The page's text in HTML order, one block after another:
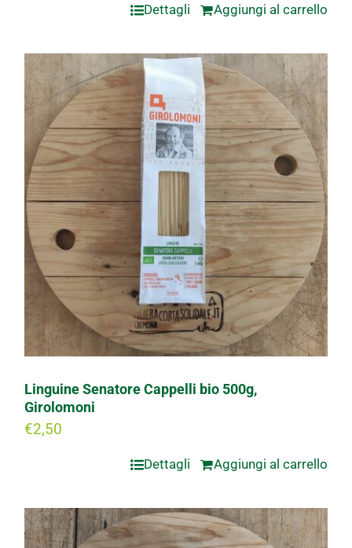
Aggiungi al carrello
Dettagli
Linguine Senatore Cappelli bio 500g,
Girolomoni
€2,50
Aggiungi al carrello
Dettagli